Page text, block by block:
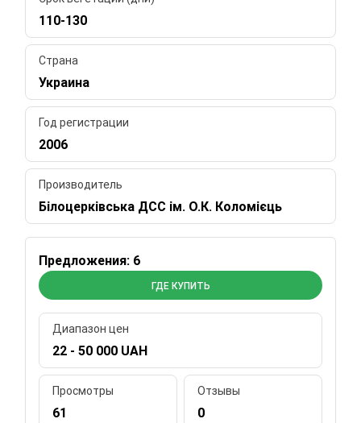
110-130
Страна
Украина
Год регистрации
2006
Производитель
Білоцерківська ДСС ім. О.К. Коломієць
Предложения: 6
ГДЕ КУПИТЬ
Диапазон цен
22 - 50 000 UAH
Просмотры
61
Отзывы
0